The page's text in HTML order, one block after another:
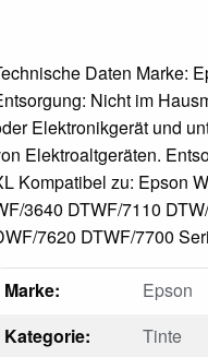
Daten Marke:
Nicht im
Elektronikgerät und
Elektroaltgeräten.
Kompatibel zu: Epson
3640 DTWF/7110
7620 DTWF/7700
Marke:
Epson
Kategorie:
Tinte